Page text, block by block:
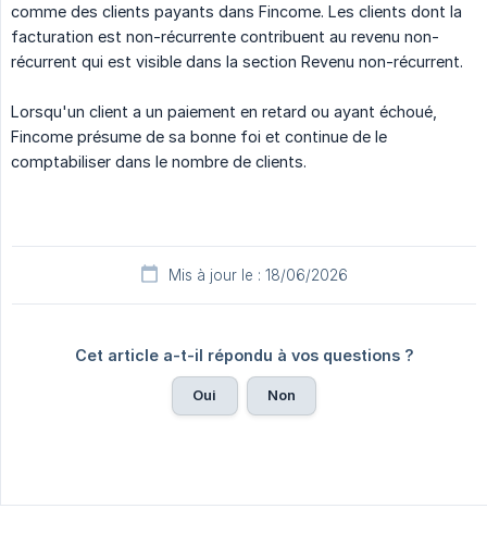
comme des clients payants dans Fincome. Les clients dont la
facturation est non-récurrente contribuent au revenu non-
récurrent qui est visible dans la section Revenu non-récurrent.
Lorsqu'un client a un paiement en retard ou ayant échoué,
Fincome présume de sa bonne foi et continue de le
comptabiliser dans le nombre de clients.
Mis à jour le : 18/06/2026
Cet article a-t-il répondu à vos questions ?
Oui Non